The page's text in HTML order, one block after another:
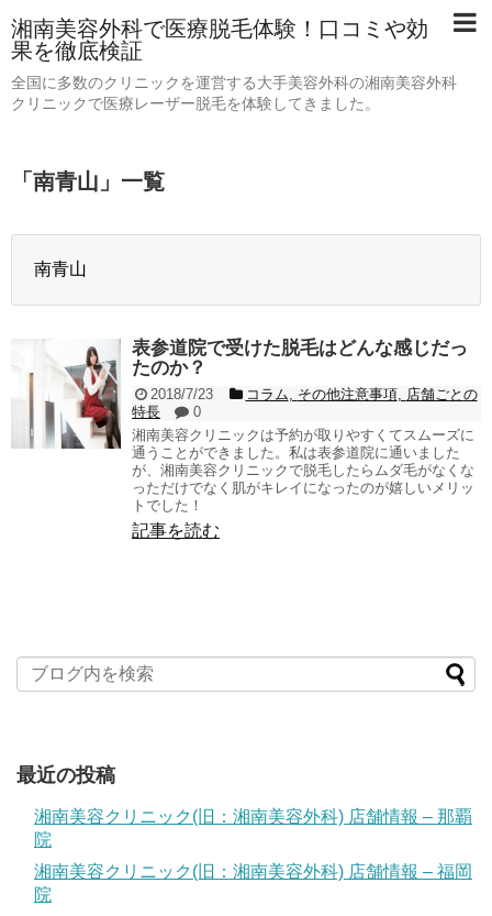
湘南美容外科で医療脱毛体験！口コミや効
果を徹底検証
全国に多数のクリニックを運営する大手美容外科の湘南美容外科
クリニックで医療レーザー脱毛を体験してきました。
「 南青山 」 一覧
南青山
表参道院で受けた脱毛はどんな感じだっ
たのか？
2018/7/23 コラム, その他注意事項, 店舗ごとの
特長
0
湘南美容クリニックは予約が取りやすくてスムーズに
通うことができました。私は表参道院に通いました
が、湘南美容クリニックで脱毛したらムダ毛がなくな
っただけでなく肌がキレイになったのが嬉しいメリッ
トでした！
記事を読む
最近の投稿
湘南美容クリニック(旧：湘南美容外科) 店舗情報 – 那覇
院
湘南美容クリニック(旧：湘南美容外科) 店舗情報 – 福岡
院